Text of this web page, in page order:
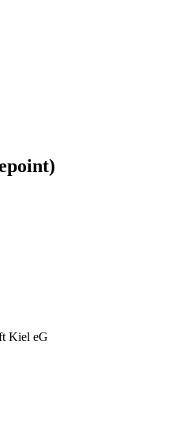
Kiel eG